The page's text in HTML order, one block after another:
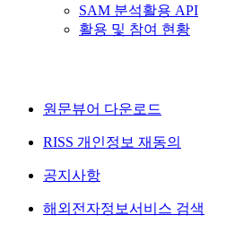
SAM 분석활용 API
활용 및 참여 현황
원문뷰어 다운로드
RISS 개인정보 재동의
공지사항
해외전자정보서비스 검색